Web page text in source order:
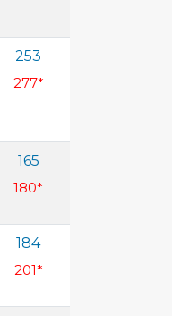
253
277*
165
180*
184
201*